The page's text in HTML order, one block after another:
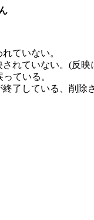
ていない。
れていない。(反
ている。
了している、削除